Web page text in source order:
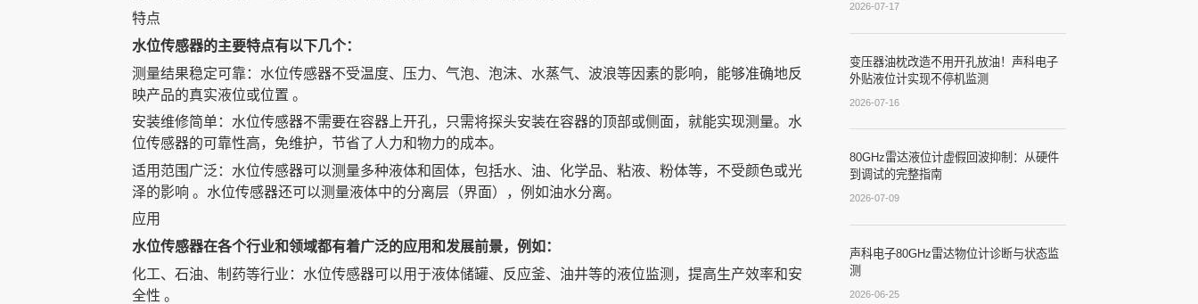
特点
水位传感器的主要特点有以下几个：
测量结果稳定可靠：水位传感器不受温度、压力、气泡、泡沫、水蒸气、波浪等因素的影响，能够准确地反
映产品的真实液位或位置 。
安装维修简单：水位传感器不需要在容器上开孔，只需将探头安装在容器的顶部或侧面，就能实现测量。水
位传感器的可靠性高，免维护，节省了人力和物力的成本。
适用范围广泛：水位传感器可以测量多种液体和固体，包括水、油、化学品、粘液、粉体等，不受颜色或光
泽的影响 。水位传感器还可以测量液体中的分离层（界面），例如油水分离。
应用
水位传感器在各个行业和领域都有着广泛的应用和发展前景，例如：
化工、石油、制药等行业：水位传感器可以用于液体储罐、反应釜、油井等的液位监测，提高生产效率和安
全性 。
2026-07-17
变压器油枕改造不用开孔放油！声科电子
外贴液位计实现不停机监测
2026-07-16
80GHz雷达液位计虚假回波抑制：从硬件
到调试的完整指南
2026-07-09
声科电子80GHz雷达物位计诊断与状态监
测
2026-06-25